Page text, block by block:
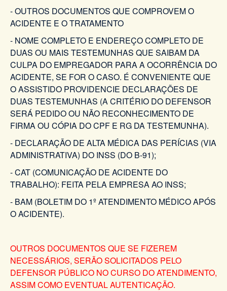
- OUTROS DOCUMENTOS QUE COMPROVEM O
ACIDENTE E O TRATAMENTO
- NOME COMPLETO E ENDEREÇO COMPLETO DE
DUAS OU MAIS TESTEMUNHAS QUE SAIBAM DA
CULPA DO EMPREGADOR PARA A OCORRÊNCIA DO
ACIDENTE, SE FOR O CASO. É CONVENIENTE QUE
O ASSISTIDO PROVIDENCIE DECLARAÇÕES DE
DUAS TESTEMUNHAS (A CRITÉRIO DO DEFENSOR
SERÁ PEDIDO OU NÃO RECONHECIMENTO DE
FIRMA OU CÓPIA DO CPF E RG DA TESTEMUNHA).
- DECLARAÇÃO DE ALTA MÉDICA DAS PERÍCIAS (VIA
ADMINISTRATIVA) DO INSS (DO B-91);
- CAT (COMUNICAÇÃO DE ACIDENTE DO
TRABALHO): FEITA PELA EMPRESA AO INSS;
- BAM (BOLETIM DO 1º ATENDIMENTO MÉDICO APÓS
O ACIDENTE).
OUTROS DOCUMENTOS QUE SE FIZEREM
NECESSÁRIOS, SERÃO SOLICITADOS PELO
DEFENSOR PÚBLICO NO CURSO DO ATENDIMENTO,
ASSIM COMO EVENTUAL AUTENTICAÇÃO.